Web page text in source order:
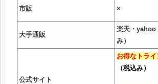
市販 ×
大手通販
楽天・yahoo
み）
公式サイト
お得なトライ
（税込み）